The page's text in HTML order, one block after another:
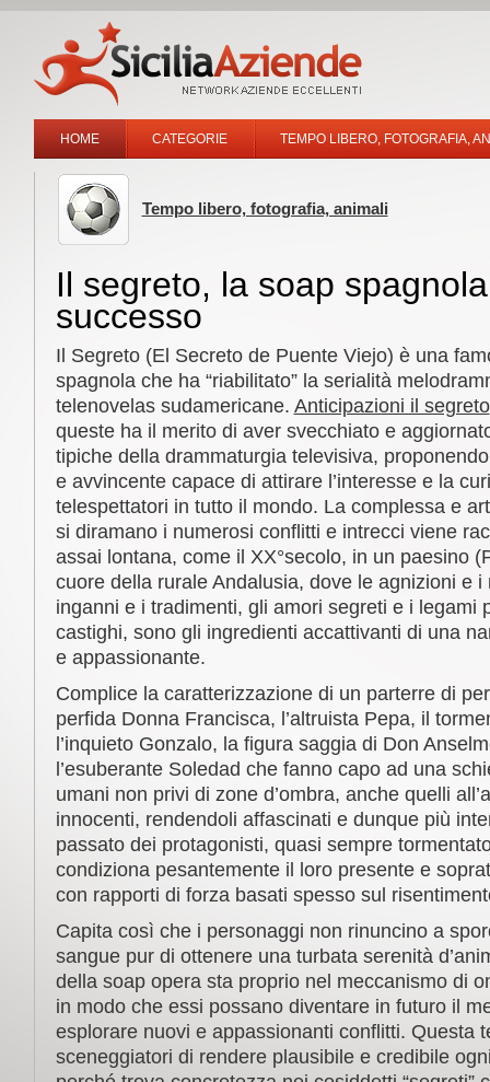
HOME CATEGORIE TEMPO LIBERO, FOTOGRAFIA,
Tempo libero, fotografia, animali
Il segreto, la soap
successo
Il Segreto (El Secreto de Puente Viejo) è una
spagnola che ha “riabilitato” la serialità
telenovelas sudamericane. Anticipazioni il segreto
queste ha il merito di aver svecchiato e
tipiche della drammaturgia televisiva,
e avvincente capace di attirare l’interesse e la
telespettatori in tutto il mondo. La complessa e
si diramano i numerosi conflitti e intrecci viene
assai lontana, come il XX°secolo, in un paesino
cuore della rurale Andalusia, dove le agnizioni e i
inganni e i tradimenti, gli amori segreti e i legami
castighi, sono gli ingredienti accattivanti di una
e appassionante.
Complice la caratterizzazione di un parterre di
perfida Donna Francisca, l’altruista Pepa, il
l’inquieto Gonzalo, la figura saggia di Don
l’esuberante Soledad che fanno capo ad una
umani non privi di zone d’ombra, anche quelli
innocenti, rendendoli affascinati e dunque più
passato dei protagonisti, quasi sempre
condiziona pesantemente il loro presente e
con rapporti di forza basati spesso sul
Capita così che i personaggi non rinuncino a
sangue pur di ottenere una turbata serenità
della soap opera sta proprio nel meccanismo di
in modo che essi possano diventare in futuro il
esplorare nuovi e appassionanti conflitti. Questa
sceneggiatori di rendere plausibile e credibile